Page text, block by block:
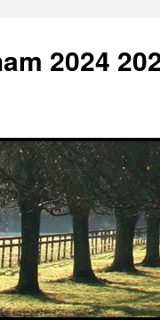
2024